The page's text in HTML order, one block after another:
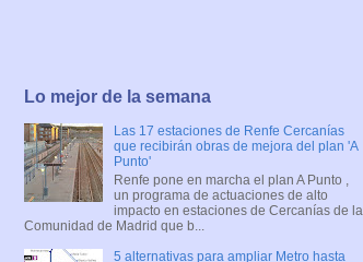
Lo mejor de la semana
Las 17 estaciones de Renfe Cercanías
que recibirán obras de mejora del plan 'A
Punto'
Renfe pone en marcha el plan A Punto ,
un programa de actuaciones de alto
impacto en estaciones de Cercanías de la
Comunidad de Madrid que b...
5 alternativas para ampliar Metro hasta